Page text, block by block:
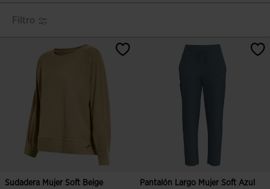
Filtro
Sudadera Mujer Soft Beige Pantalón Largo Mujer Soft Azul